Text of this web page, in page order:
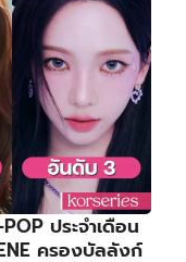
ประจำเดือน
ครองบัลลังก์